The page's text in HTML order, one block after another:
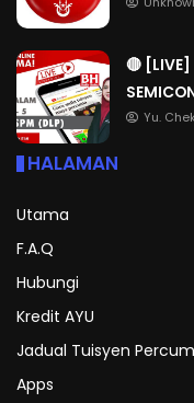
🔴 [LIVE]
Yu.
HALAMAN
Utama
F.A.Q
Hubungi
Kredit AYU
Jadual Tuisyen
Apps